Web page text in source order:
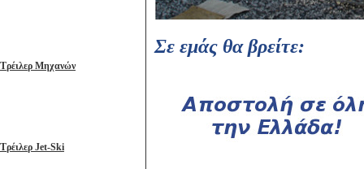
Σε εμάς θα βρείτε:
Τρέιλερ Μηχανών
Τρέιλερ Jet-Ski